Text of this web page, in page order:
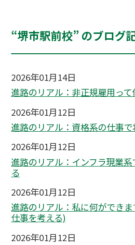
“堺市駅前校” のブログ
2026年01月14日
進路のリアル：非正規雇用って
2026年01月12日
進路のリアル：資格系の仕事
2026年01月12日
進路のリアル：インフラ現業
る
2026年01月12日
進路のリアル：私に何ができ
仕事を考える)
2026年01月12日